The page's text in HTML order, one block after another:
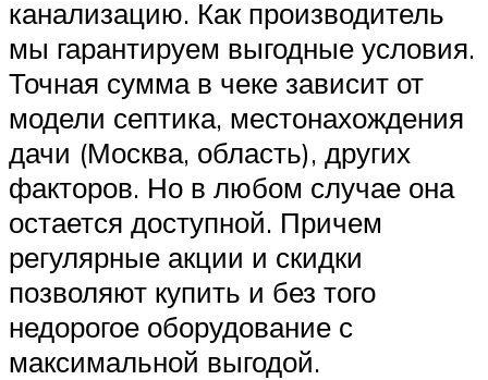
канализацию. Как производитель
мы гарантируем выгодные условия.
Точная сумма в чеке зависит от
модели септика, местонахождения
дачи (Москва, область), других
факторов. Но в любом случае она
остается доступной. Причем
регулярные акции и скидки
позволяют купить и без того
недорогое оборудование с
максимальной выгодой.